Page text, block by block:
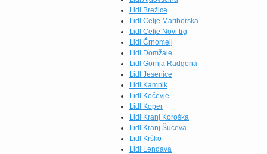
Lidl Brežice
Lidl Celje Mariborska
Lidl Celje Novi trg
Lidl Črnomelj
Lidl Domžale
Lidl Gornja Radgona
Lidl Jesenice
Lidl Kamnik
Lidl Kočevje
Lidl Koper
Lidl Kranj Koroška
Lidl Kranj Šuceva
Lidl Krško
Lidl Lendava